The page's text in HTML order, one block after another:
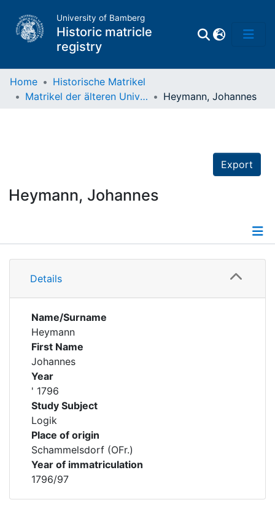
University of Bamberg
Historic matricle
registry
Home
Historische Matrikel
Matrikel der älteren Universität
Heymann, Johannes
Export
Heymann, Johannes
Details
Details
Name/Surname
Heymann
First Name
Johannes
Year
' 1796
Study Subject
Logik
Place of origin
Schammelsdorf (OFr.)
Year of immatriculation
1796/97